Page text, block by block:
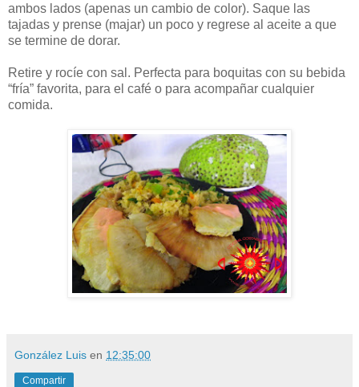
ambos lados (apenas un cambio de color). Saque las
tajadas y prense (majar) un poco y regrese al aceite a que
se termine de dorar.
Retire y rocíe con sal. Perfecta para boquitas con su bebida
“fría” favorita, para el café o para acompañar cualquier
comida.
González Luis en 12:35:00
Compartir